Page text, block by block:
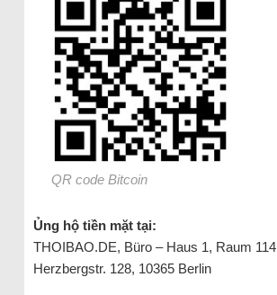
QR code Bitcoin
Ủng hộ tiền mặt tại:
THOIBAO.DE, Büro – Haus 1, Raum 114
Herzbergstr. 128, 10365 Berlin